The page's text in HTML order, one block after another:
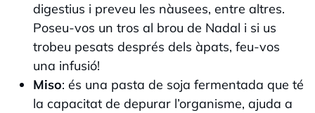
digestius i preveu les nàusees, entre altres.
Poseu-vos un tros al brou de Nadal i si us
trobeu pesats després dels àpats, feu-vos
una infusió!
Miso: és una pasta de soja fermentada que té
la capacitat de depurar l’organisme, ajuda a